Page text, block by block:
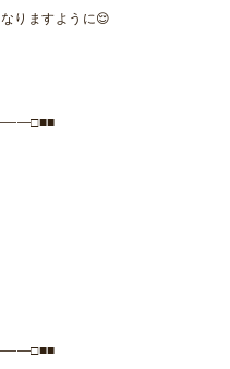
りますように😌